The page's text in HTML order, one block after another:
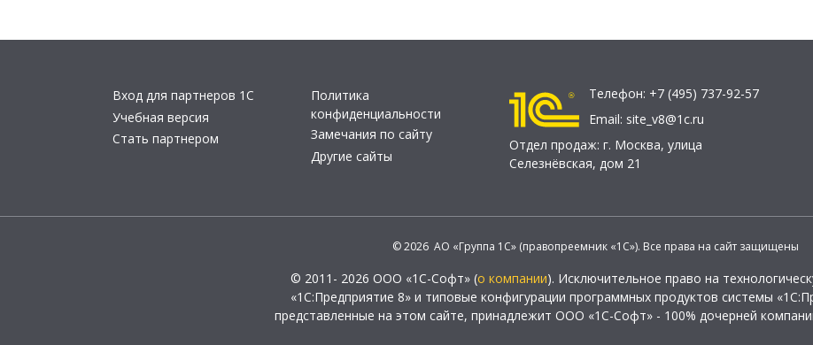
Вход для партнеров 1С
Учебная версия
Стать партнером
Политика
конфиденциальности
Замечания по сайту
Другие сайты
Телефон: +7 (495) 737-92-57
Email: site_v8@1c.ru
Отдел продаж: г. Москва, улица
Селезнёвская, дом 21
© 2026 АО «Группа 1С» (правопреемник «1С»). Все права на сайт защищены
© 2011- 2026 ООО «1С-Софт» (о компании). Исключительное право на
«1С:Предприятие 8» и типовые конфигурации программных продуктов системы
представленные на этом сайте, принадлежит ООО «1С-Софт» - 100% дочерней